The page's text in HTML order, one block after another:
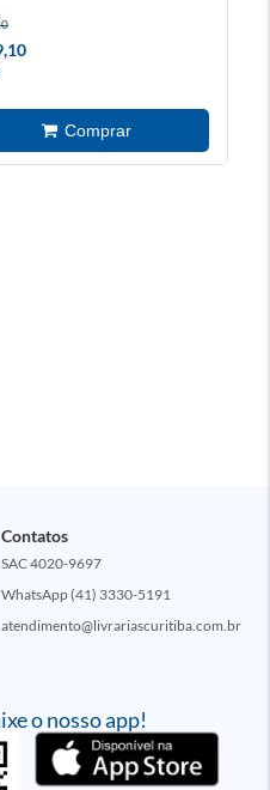
o nosso app!
Contatos
SAC 4020-9697
WhatsApp (41) 3330-5191
atendimento@livrariascuritiba.com.br